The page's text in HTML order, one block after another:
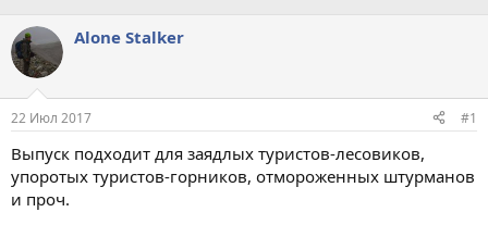
Alone Stalker
22 Июл 2017 #1
Выпуск подходит для заядлых туристов-лесовиков,
упоротых туристов-горников, отмороженных штурманов
и проч.